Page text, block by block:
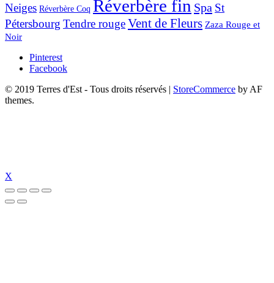
Neiges Réverbère Coq Réverbère fin Spa St
Pétersbourg Tendre rougeVent de Fleurs Zaza Rouge et
Noir
Pinterest
Facebook
© 2019 Terres d'Est - Tous droits réservés
StoreCommerce by AF
themes.
X